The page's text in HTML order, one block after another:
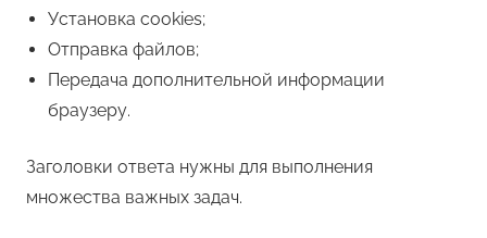
Установка cookies;
Отправка файлов;
Передача дополнительной информации
браузеру.
Заголовки ответа нужны для выполнения
множества важных задач.